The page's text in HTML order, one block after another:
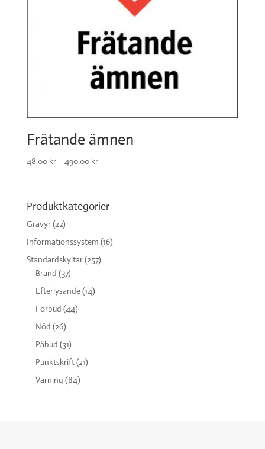
Frätande ämnen
48.00 kr– 490.00 kr
Produktkategorier
Gravyr(22)
Informationssystem (16)
Standardskyltar(257)
Brand (37)
Efterlysande(14)
Förbud (44)
Nöd (26)
Påbud (31)
Punktskrift(21)
Varning (84)